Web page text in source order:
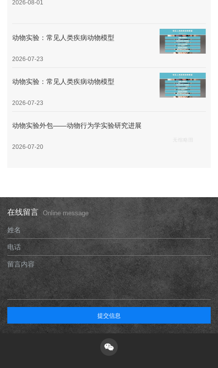
2026-08-01
动物实验：常见人类疾病动物模型
2026-07-23
动物实验：常见人类疾病动物模型
2026-07-23
动物实验外包——动物行为学实验研究进展
2026-07-20
在线留言 Online message
姓名
电话
留言内容
提交信息